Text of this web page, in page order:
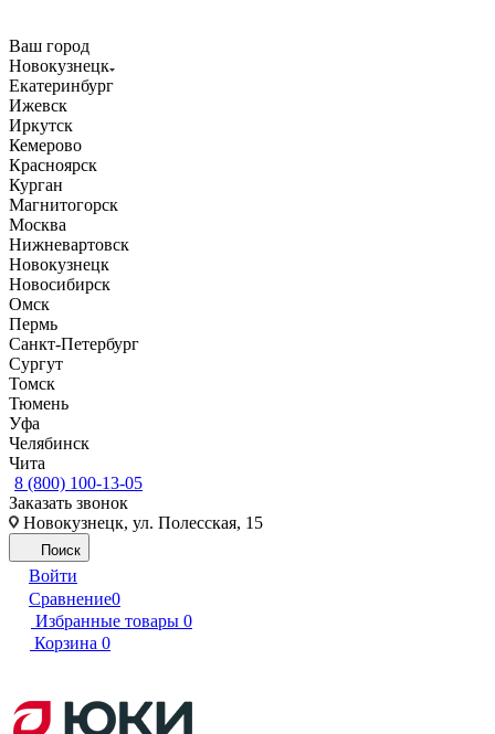
Ваш город
Новокузнецк
Екатеринбург
Ижевск
Иркутск
Кемерово
Красноярск
Курган
Магнитогорск
Москва
Нижневартовск
Новокузнецк
Новосибирск
Омск
Пермь
Санкт-Петербург
Сургут
Томск
Тюмень
Уфа
Челябинск
Чита
8 (800) 100-13-05
Заказать звонок
Новокузнецк, ул. Полесская, 15
Поиск
Войти
Сравнение0
Избранные товары 0
Корзина 0